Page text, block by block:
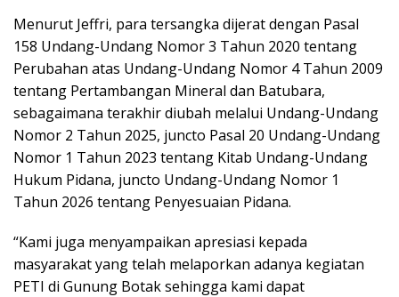
Menurut Jeffri, para tersangka dijerat dengan Pasal
158 Undang-Undang Nomor 3 Tahun 2020 tentang
Perubahan atas Undang-Undang Nomor 4 Tahun 2009
tentang Pertambangan Mineral dan Batubara,
sebagaimana terakhir diubah melalui Undang-Undang
Nomor 2 Tahun 2025, juncto Pasal 20 Undang-Undang
Nomor 1 Tahun 2023 tentang Kitab Undang-Undang
Hukum Pidana, juncto Undang-Undang Nomor 1
Tahun 2026 tentang Penyesuaian Pidana.
“Kami juga menyampaikan apresiasi kepada
masyarakat yang telah melaporkan adanya kegiatan
PETI di Gunung Botak sehingga kami dapat